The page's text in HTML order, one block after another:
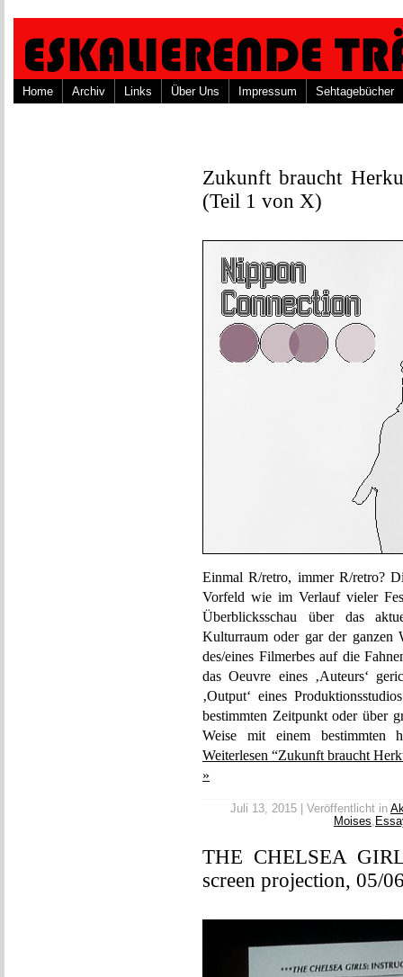
Home Archiv Links Über Uns Impressum Sehtagebücher
Zukunft braucht
(Teil 1 von X)
Einmal R/retro, immer R/retro?
Vorfeld wie im Verlauf vieler
Überblicksschau über das
Kulturraum oder gar der ganzen
des/eines Filmerbes auf die
das Oeuvre eines ‚Auteurs‘
‚Output‘ eines
bestimmten Zeitpunkt oder über
Weise mit einem bestimmten
Weiterlesen “Zukunft braucht
»
Juli 13, 2015 | Veröffentlicht in
Moises,
THE CHELSEA
screen projection, 05/